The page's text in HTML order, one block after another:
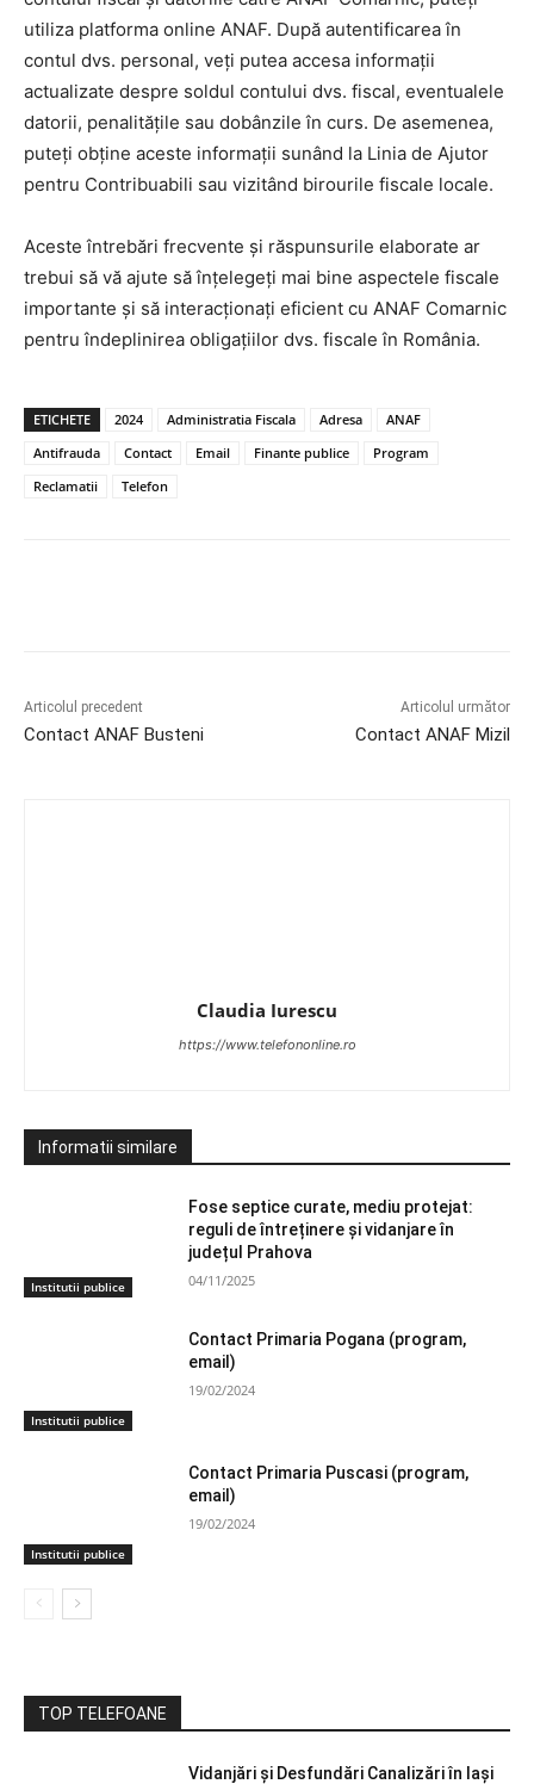
utiliza platforma online ANAF. După autentificarea în
contul dvs. personal, veți putea accesa informații
actualizate despre soldul contului dvs. fiscal, eventualele
datorii, penalitățile sau dobânzile în curs. De asemenea,
puteți obține aceste informații sunând la Linia de Ajutor
pentru Contribuabili sau vizitând birourile fiscale locale.
Aceste întrebări frecvente și răspunsurile elaborate ar
trebui să vă ajute să înțelegeți mai bine aspectele fiscale
importante și să interacționați eficient cu ANAF Comarnic
pentru îndeplinirea obligațiilor dvs. fiscale în România.
ETICHETE 2024 Administratia Fiscala Adresa
ANAF
Antifrauda
Contact Email Finante publice
Program
Reclamatii
Telefon
Articolul precedent
Contact ANAF Busteni
Articolul următor
Contact ANAF Mizil
Claudia Iurescu
https://www.telefononline.ro
Informatii similare
Institutii publice
Fose septice curate, mediu protejat:
reguli de întreținere și vidanjare în
județul Prahova
04/11/2025
Institutii publice
Contact Primaria Pogana (program,
email)
19/02/2024
Institutii publice
Contact Primaria Puscasi (program,
email)
19/02/2024
TOP TELEFOANE
Vidanjări și Desfundări Canalizări în Iași